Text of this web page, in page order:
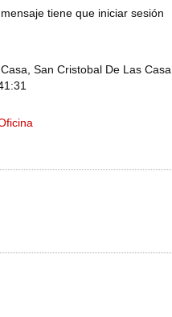
tiene que iniciar sesión
San Cristobal De Las